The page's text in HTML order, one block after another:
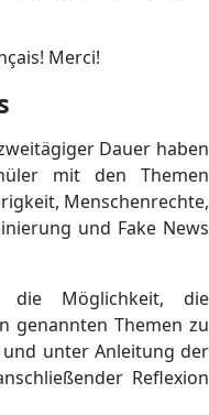
Merci!
Dauer haben
mit den Themen
Menschenrechte,
und Fake News
die Möglichkeit, die
genannten Themen zu
unter Anleitung der
Reflexion